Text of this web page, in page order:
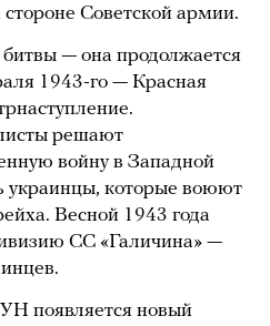
стороне Советской армии.
— она продолжается
1943-го — Красная
решают
войну в Западной
украинцы, которые воюют
Весной 1943 года
СС «Галичина» —
появляется новый